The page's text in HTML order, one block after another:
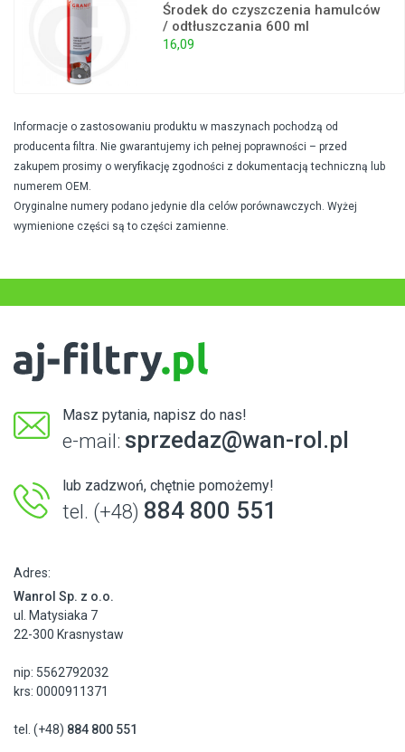
Środek do czyszczenia hamulców
/ odtłuszczania 600 ml
16,09
Informacje o zastosowaniu produktu w maszynach pochodzą od
producenta filtra. Nie gwarantujemy ich pełnej poprawności – przed
zakupem prosimy o weryfikację zgodności z dokumentacją techniczną lub
numerem OEM.
Oryginalne numery podano jedynie dla celów porównawczych. Wyżej
wymienione części są to części zamienne.
Masz pytania, napisz do nas!
e-mail: sprzedaz@wan-rol.pl
lub zadzwoń, chętnie pomożemy!
tel. (+48) 884 800 551
Adres:
Wanrol Sp. z o.o.
ul. Matysiaka 7
22-300 Krasnystaw
nip: 5562792032
krs: 0000911371
tel. (+48) 884 800 551